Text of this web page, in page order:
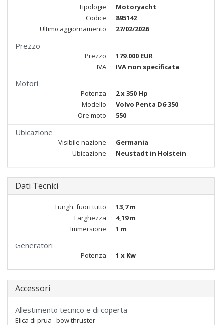
Tipologie
Motoryacht
Codice
895142
Ultimo aggiornamento
27/02/2026
Prezzo
Prezzo
179.000 EUR
IVA
IVA non specificata
Motori
Potenza
2 x 350 Hp
Modello
Volvo Penta D6-350
Ore moto
550
Ubicazione
Visibile nazione
Germania
Ubicazione
Neustadt in Holstein
Dati Tecnici
Lungh. fuori tutto
13,7 m
Larghezza
4,19 m
Immersione
1 m
Generatori
Potenza 1 x Kw
Accessori
Allestimento tecnico e di coperta
Elica di prua - bow thruster